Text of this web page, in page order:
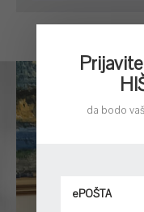
da bodo